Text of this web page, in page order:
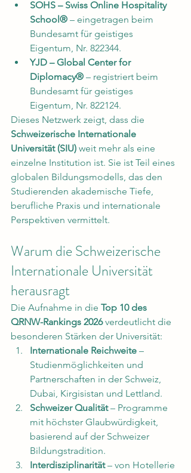
SOHS – Swiss Online Hospitality
School® – eingetragen beim
Bundesamt für geistiges
Eigentum, Nr. 822344.
YJD – Global Center for
Diplomacy® – registriert beim
Bundesamt für geistiges
Eigentum, Nr. 822124.
Dieses Netzwerk zeigt, dass die
Schweizerische Internationale
Universität (SIU) weit mehr als eine
einzelne Institution ist. Sie ist Teil eines
globalen Bildungsmodells, das den
Studierenden akademische Tiefe,
berufliche Praxis und internationale
Perspektiven vermittelt.
Warum die Schweizerische
Internationale Universität
herausragt
Die Aufnahme in die Top 10 des
QRNW-Rankings 2026 verdeutlicht die
besonderen Stärken der Universität:
Internationale Reichweite –
Studienmöglichkeiten und
Partnerschaften in der Schweiz,
Dubai, Kirgisistan und Lettland.
Schweizer Qualität – Programme
mit höchster Glaubwürdigkeit,
basierend auf der Schweizer
Bildungstradition.
Interdisziplinarität – von Hotellerie